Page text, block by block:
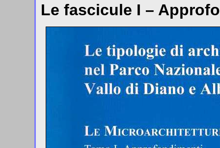
Le fascicule I –